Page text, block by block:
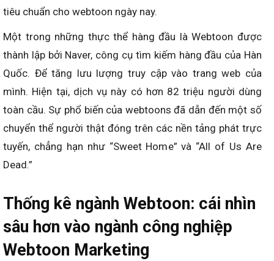
tiêu chuẩn cho webtoon ngày nay.
Một trong những thực thể hàng đầu là Webtoon được
thành lập bởi Naver, công cụ tìm kiếm hàng đầu của Hàn
Quốc. Để tăng lưu lượng truy cập vào trang web của
mình. Hiện tại, dịch vụ này có hơn 82 triệu người dùng
toàn cầu. Sự phổ biến của webtoons đã dẫn đến một số
chuyển thể người thật đóng trên các nền tảng phát trực
tuyến, chẳng hạn như “Sweet Home” và “All of Us Are
Dead.”
Thống kê ngành Webtoon: cái nhìn
sâu hơn vào ngành công nghiệp
Webtoon Marketing